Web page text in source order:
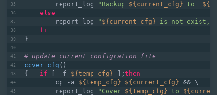
        report_log
"Backup ${current_cfg} to
else
        report_log
" ${current_cfg} is not exist,
fi
}
# update current configration file
cover_cfg ()
{ if [ -f ${temp_cfg} ]; then
        cp -a
${temp_cfg} ${current_cfg} && \
        report_log
"Cover ${temp_cfg} to